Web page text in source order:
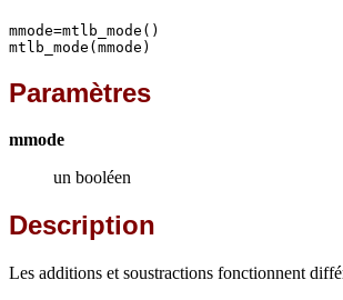
mmode=mtlb_mode()
mtlb_mode(mmode)
Paramètres
mmode
un booléen
Description
Les additions et soustractions fonctionnent